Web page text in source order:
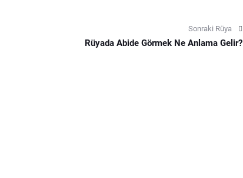
Sonraki Rüya
Rüyada Abide Görmek Ne Anlama Gelir?